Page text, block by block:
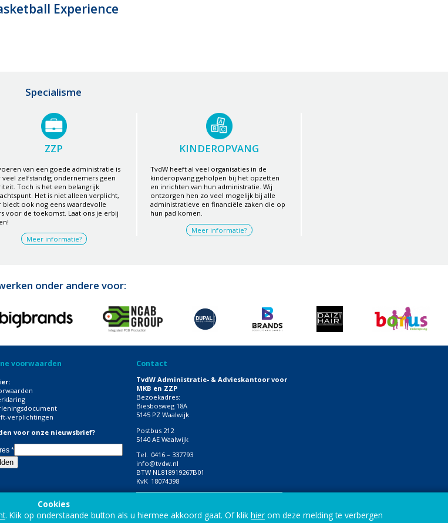
Experience
Specialisme
ZZP
van een goede administratie is
zelfstandig ondernemers geen
Toch is het een belangrijk
Het is niet alleen verplicht,
biedt ook nog eens waardevolle
voor de toekomst. Laat ons je erbij
Meer informatie?
KINDEROPVANG
TvdW heeft al veel organisaties in de
kinderopvang geholpen bij het opzetten
en inrichten van hun administratie. Wij
ontzorgen hen zo veel mogelijk bij alle
administratieve en financiële zaken die op
hun pad komen.
Meer informatie?
onder andere voor:
voorwaarden
verplichtingen
voor onze nieuwsbrief?
*
Contact
TvdW Administratie- & Advieskantoor voor
MKB en ZZP
Bezoekadres:
Biesbosweg 18A
5145 PZ Waalwijk
Postbus 212
5140 AE Waalwijk
Tel.
0416 – 337793
info@tvdw.nl
BTW NL818919267B01
KvK 18074398
Cookies
. Klik op onderstaande button als u hiermee akkoord gaat. Of klik hier om deze melding te verbergen